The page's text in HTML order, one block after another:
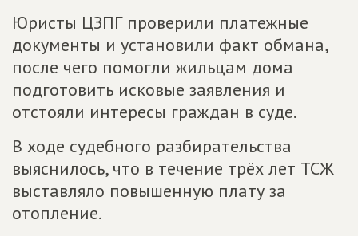
Юристы ЦЗПГ проверили платежные
документы и установили факт обмана,
после чего помогли жильцам дома
подготовить исковые заявления и
отстояли интересы граждан в суде.
В ходе судебного разбирательства
выяснилось, что в течение трёх лет ТСЖ
выставляло повышенную плату за
отопление.